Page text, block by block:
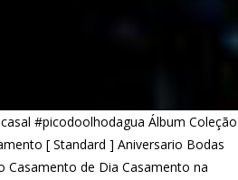
#picodoolhodagua Álbum Coleção
[ Standard ] Aniversario Bodas
Casamento de Dia Casamento na